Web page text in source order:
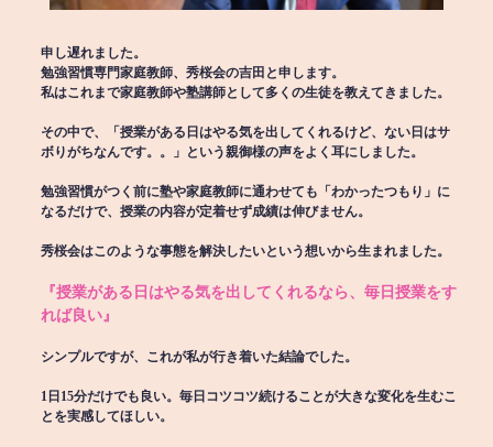
申し遅れました。
勉強習慣専門家庭教師、秀桜会の吉田と申します。
私はこれまで家庭教師や塾講師として多くの生徒を教えてきました。
その中で、「授業がある日はやる気を出してくれるけど、ない日はサ
ボりがちなんです。。」という親御様の声をよく耳にしました。
勉強習慣がつく前に塾や家庭教師に通わせても「わかったつもり」に
なるだけで、授業の内容が定着せず成績は伸びません。
秀桜会はこのような事態を解決したいという想いから生まれました。
『授業がある日はやる気を出してくれるなら、毎日授業をす
れば良い』
シンプルですが、これが私が行き着いた結論でした。
1日15分だけでも良い。毎日コツコツ続けることが大きな変化を生むこ
とを実感してほしい。